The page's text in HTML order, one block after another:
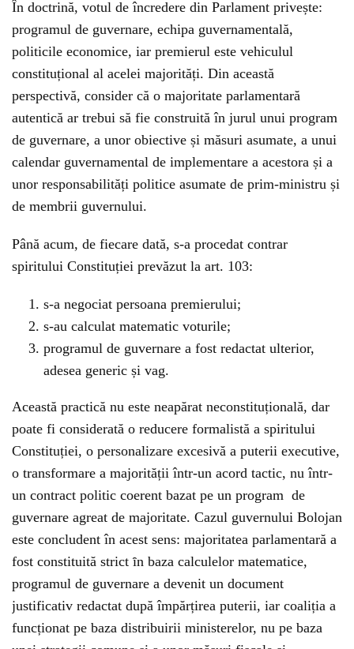
În doctrină, votul de încredere din Parlament privește:
programul de guvernare, echipa guvernamentală,
politicile economice, iar premierul este vehiculul
constituțional al acelei majorități. Din această
perspectivă, consider că o majoritate parlamentară
autentică ar trebui să fie construită în jurul unui program
de guvernare, a unor obiective și măsuri asumate, a unui
calendar guvernamental de implementare a acestora și a
unor responsabilități politice asumate de prim-ministru și
de membrii guvernului.
Până acum, de fiecare dată, s-a procedat contrar
spiritului Constituției prevăzut la art. 103:
s-a negociat persoana premierului;
s-au calculat matematic voturile;
programul de guvernare a fost redactat ulterior,
adesea generic și vag.
Această practică nu este neapărat neconstituțională, dar
poate fi considerată o reducere formalistă a spiritului
Constituției, o personalizare excesivă a puterii executive,
o transformare a majorității într-un acord tactic, nu într-
un contract politic coerent bazat pe un program de
guvernare agreat de majoritate. Cazul guvernului Bolojan
este concludent în acest sens: majoritatea parlamentară a
fost constituită strict ȋn baza calculelor matematice,
programul de guvernare a devenit un document
justificativ redactat după împărțirea puterii, iar coaliția a
funcționat pe baza distribuirii ministerelor, nu pe baza